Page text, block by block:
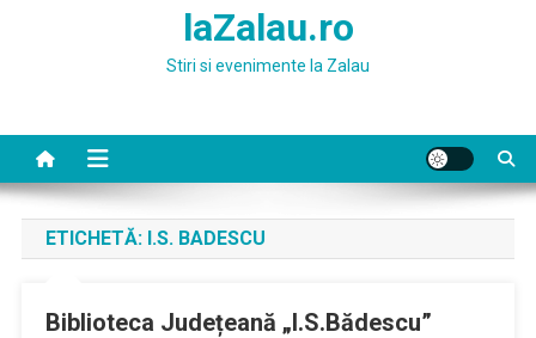
laZalau.ro
Stiri si evenimente la Zalau
ETICHETĂ: I.S. BADESCU
Biblioteca Județeană „I.S.Bădescu”